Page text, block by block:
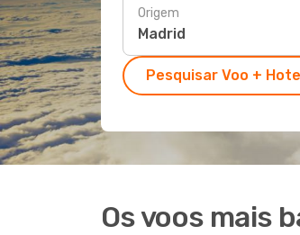
Origem
Pesquisar Voo +
Os voos mais